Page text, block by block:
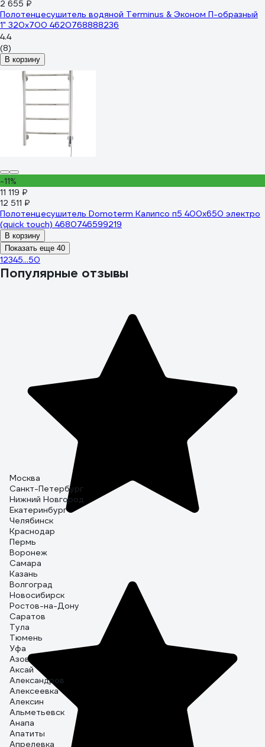
2 655 ₽
Полотенцесушитель водяной Terminus & Эконом П-образный
1" 320х700 4620768888236
4.4
(8)
В корзину
-11%
11 119 ₽
12 511 ₽
Полотенцесушитель Domoterm Калипсо п5 400x650 электро
(quick touch) 4680746599219
В корзину
Показать еще 40
12345...50
Популярные отзывы
Москва
Санкт-Петербург
Нижний Новгород
Екатеринбург
Челябинск
Краснодар
Пермь
Воронеж
Самара
Казань
Волгоград
Новосибирск
Ростов-на-Дону
Саратов
Тула
Тюмень
Уфа
Азов
Аксай
Александров
Алексеевка
Алексин
Альметьевск
Анапа
Апатиты
Апрелевка